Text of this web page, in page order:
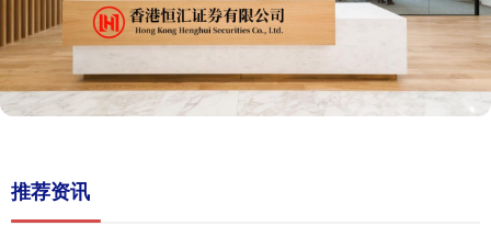
推荐资讯